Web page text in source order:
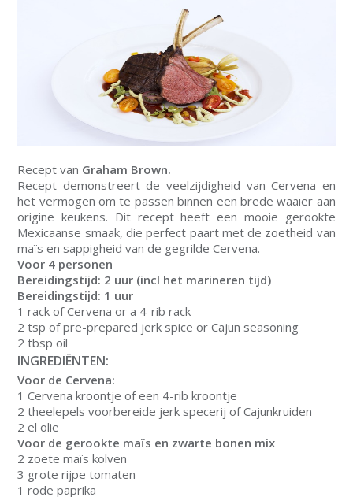
Recept van Graham Brown.
Recept demonstreert de veelzijdigheid van Cervena en
het vermogen om te passen binnen een brede waaier aan
origine keukens. Dit recept heeft een mooie gerookte
Mexicaanse smaak, die perfect paart met de zoetheid van
maïs en sappigheid van de gegrilde Cervena.
Voor 4 personen
Bereidingstijd: 2 uur (incl het marineren tijd)
Bereidingstijd: 1 uur
1 rack of Cervena or a 4-rib rack
2 tsp of pre-prepared jerk spice or Cajun seasoning
2 tbsp oil
INGREDIËNTEN:
Voor de Cervena:
1 Cervena kroontje of een 4-rib kroontje
2 theelepels voorbereide jerk specerij of Cajunkruiden
2 el olie
Voor de gerookte maïs en zwarte bonen mix
2 zoete maïs kolven
3 grote rijpe tomaten
1 rode paprika